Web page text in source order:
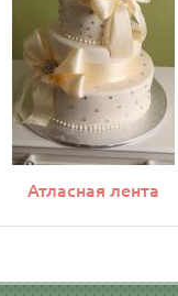
Атласная лента